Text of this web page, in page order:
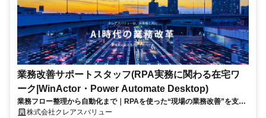
業務改善サポートスタッフ(RPA実務に関わる在宅ワ
ーク|WinActor・Power Automate Desktop)
業務フロー整理から自動化まで｜RPAを使った“現場の業務改善”を支え
る在宅ワーク｜週5日・1日6時間～
株式会社クレアスバリュー